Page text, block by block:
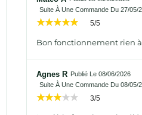
Suite À Une Commande Du 27/05/
5/5
Bon fonctionnement rien
Agnes R Publié Le 08/06/2026
Suite À Une Commande Du 08/05/
3/5